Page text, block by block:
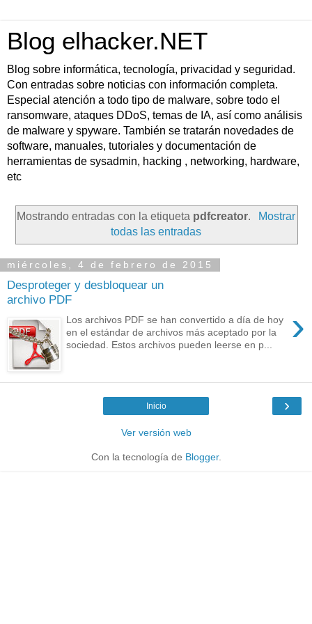
Blog elhacker.NET
Blog sobre informática, tecnología, privacidad y seguridad.
Con entradas sobre noticias con información completa.
Especial atención a todo tipo de malware, sobre todo el
ransomware, ataques DDoS, temas de IA, así como análisis
de malware y spyware. También se tratarán novedades de
software, manuales, tutoriales y documentación de
herramientas de sysadmin, hacking , networking, hardware,
etc
Mostrando entradas con la etiqueta pdfcreator.
Mostrar
todas las entradas
miércoles, 4 de febrero de 2015
Desproteger y desbloquear un
archivo PDF
›
Los archivos PDF se han convertido a día de hoy
en el estándar de archivos más aceptado por la
sociedad. Estos archivos pueden leerse en p...
›
Inicio
Ver versión web
Con la tecnología de Blogger.